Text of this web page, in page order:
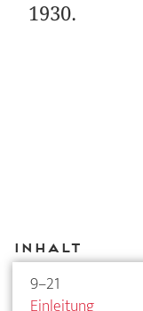
1930.
Inhalt
9–21